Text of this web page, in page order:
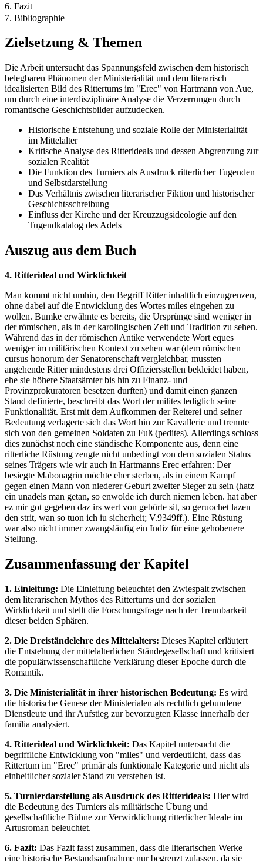
6. Fazit
7. Bibliographie
Zielsetzung & Themen
Die Arbeit untersucht das Spannungsfeld zwischen dem historisch
belegbaren Phänomen der Ministerialität und dem literarisch
idealisierten Bild des Rittertums im "Erec" von Hartmann von Aue,
um durch eine interdisziplinäre Analyse die Verzerrungen durch
romantische Geschichtsbilder aufzudecken.
Historische Entstehung und soziale Rolle der Ministerialität
im Mittelalter
Kritische Analyse des Ritterideals und dessen Abgrenzung zur
sozialen Realität
Die Funktion des Turniers als Ausdruck ritterlicher Tugenden
und Selbstdarstellung
Das Verhältnis zwischen literarischer Fiktion und historischer
Geschichtsschreibung
Einfluss der Kirche und der Kreuzzugsideologie auf den
Tugendkatalog des Adels
Auszug aus dem Buch
4. Ritterideal und Wirklichkeit
Man kommt nicht umhin, den Begriff Ritter inhaltlich einzugrenzen,
ohne dabei auf die Entwicklung des Wortes miles eingehen zu
wollen. Bumke erwähnte es bereits, die Ursprünge sind weniger in
der römischen, als in der karolingischen Zeit und Tradition zu sehen.
Während das in der römischen Antike verwendete Wort eques
weniger im militärischen Kontext zu sehen war (dem römischen
cursus honorum der Senatorenschaft vergleichbar, mussten
angehende Ritter mindestens drei Offiziersstellen bekleidet haben,
ehe sie höhere Staatsämter bis hin zu Finanz- und
Provinzprokuratoren besetzen durften) und damit einen ganzen
Stand definierte, beschreibt das Wort der milites lediglich seine
Funktionalität. Erst mit dem Aufkommen der Reiterei und seiner
Bedeutung verlagerte sich das Wort hin zur Kavallerie und trennte
sich von den gemeinen Soldaten zu Fuß (pedites). Allerdings schloss
dies zunächst noch eine ständische Komponente aus, denn eine
ritterliche Rüstung zeugte nicht unbedingt von dem sozialen Status
seines Trägers wie wir auch in Hartmanns Erec erfahren: Der
besiegte Mabonagrin möchte eher sterben, als in einem Kampf
gegen einen Mann von niederer Geburt zweiter Sieger zu sein (hatz
ein unadels man getan, so enwolde ich durch niemen leben. hat aber
ez mir got gegeben daz irs wert von gebürte sit, so geruochet lazen
den strit, wan so tuon ich iu sicherheit; V.9349ff.). Eine Rüstung
war also nicht immer zwangsläufig ein Indiz für eine gehobenere
Stellung.
Zusammenfassung der Kapitel
1. Einleitung: Die Einleitung beleuchtet den Zwiespalt zwischen
dem literarischen Mythos des Rittertums und der sozialen
Wirklichkeit und stellt die Forschungsfrage nach der Trennbarkeit
dieser beiden Sphären.
2. Die Dreiständelehre des Mittelalters: Dieses Kapitel erläutert
die Entstehung der mittelalterlichen Ständegesellschaft und kritisiert
die populärwissenschaftliche Verklärung dieser Epoche durch die
Romantik.
3. Die Ministerialität in ihrer historischen Bedeutung: Es wird
die historische Genese der Ministerialen als rechtlich gebundene
Dienstleute und ihr Aufstieg zur bevorzugten Klasse innerhalb der
familia analysiert.
4. Ritterideal und Wirklichkeit: Das Kapitel untersucht die
begriffliche Entwicklung von "miles" und verdeutlicht, dass das
Rittertum im "Erec" primär als funktionale Kategorie und nicht als
einheitlicher sozialer Stand zu verstehen ist.
5. Turnierdarstellung als Ausdruck des Ritterideals: Hier wird
die Bedeutung des Turniers als militärische Übung und
gesellschaftliche Bühne zur Verwirklichung ritterlicher Ideale im
Artusroman beleuchtet.
6. Fazit: Das Fazit fasst zusammen, dass die literarischen Werke
eine historische Bestandsaufnahme nur begrenzt zulassen, da sie